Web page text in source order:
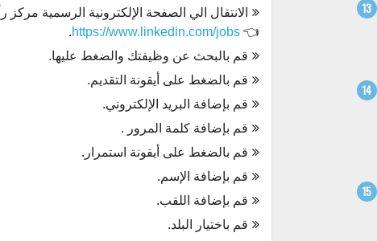
الانتقال الي الصفحة الإلكترونية الرسمية
👈
https://www.linkedin.com/jobs
.
قم بالبحث عن وظيفتك والضغط عليها.
قم بالضغط على أيقونة التقديم.
قم بإضافة البريد الإلكتروني.
قم بإضافة كلمة المرور .
قم بالضغط على أيقونة استمرار.
قم بإضافة الإسم.
قم بإضافة اللقب.
قم باختيار البلد.